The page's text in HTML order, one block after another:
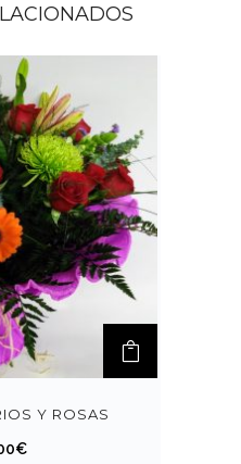
Y ROSAS
€